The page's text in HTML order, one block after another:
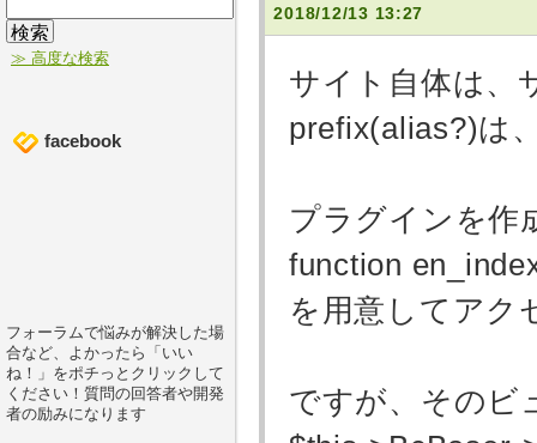
2018/12/13 13:27
サイト自体は、
prefix(alias?)は
プラグインを作
function
を用意してアク
ですが、そのビ
≫ 高度な検索
facebook
フォーラムで悩みが解決した場
合など、よかったら「いい
ね！」をポチっとクリックして
ください！質問の回答者や開発
者の励みになります